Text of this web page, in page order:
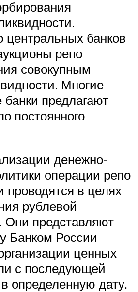
центральных банков
репо
совокупным
Многие
предлагают
постоянного
денежно-
операции репо
проводятся в целях
рублевой
Они представляют
Банком России
ценных
с последующей
определенную дату.